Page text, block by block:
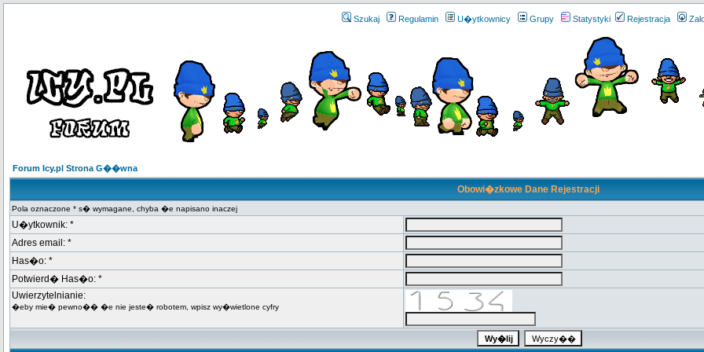
Szukaj Regulamin U�ytkownicy Grupy Statystyki Rejestracja
Forum Icy.pl Strona G��wna
Obowi�zkowe Dane Rejestracji
Pola oznaczone * s� wymagane, chyba �e napisano inaczej
U�ytkownik: *
Adres email: *
Has�o: *
Potwierd� Has�o: *
Uwierzytelnianie:
�eby mie� pewno�� �e nie jeste� robotem, wpisz wy�wietlone cyfry